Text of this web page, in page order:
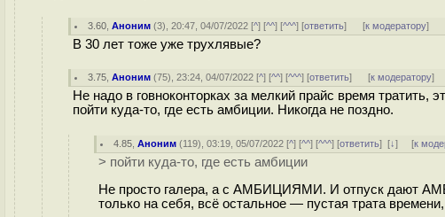
3.60 ,Аноним (3), 20:47, 04/07/2022 [^] [^^] [^^^] [ответить] [к модератору]
В 30 лет тоже уже трухлявые?
3.75 ,Аноним (75), 23:24, 04/07/2022 [^] [^^] [^^^] [ответить] [к модератору]
Не надо в говноконторках за мелкий прайс время тратить,
пойти куда-то, где есть амбиции. Никогда не поздно.
4.85 ,Аноним (119), 03:19, 05/07/2022 [^] [^^] [^^^] [ответить][↓] [к
> пойти куда-то, где есть амбиции
Не просто галера, а с АМБИЦИЯМИ. И отпуск дают
только на себя, всё остальное — пустая трата